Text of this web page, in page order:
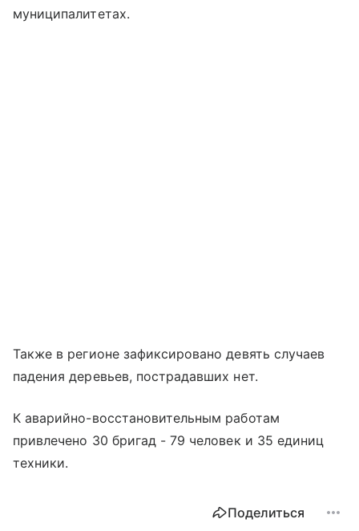
муниципалитетах.
Также в регионе зафиксировано девять случаев
падения деревьев, пострадавших нет.
К аварийно-восстановительным работам
привлечено 30 бригад - 79 человек и 35 единиц
техники.
Поделиться